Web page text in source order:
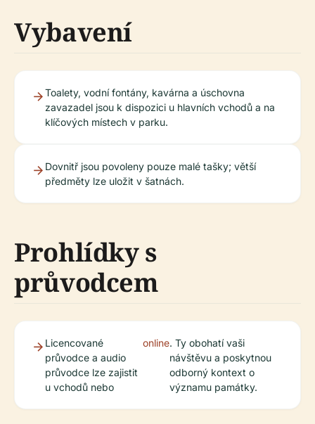
Vybavení
Toalety, vodní fontány, kavárna a úschovna
zavazadel jsou k dispozici u hlavních vchodů a na
klíčových místech v parku.
Dovnitř jsou povoleny pouze malé tašky; větší
předměty lze uložit v šatnách.
Prohlídky s
průvodcem
Licencované
průvodce a audio
průvodce lze zajistit
u vchodů nebo
online. Ty obohatí vaši
návštěvu a poskytnou
odborný kontext o
významu památky.